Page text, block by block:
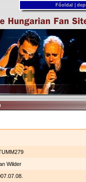
Főoldal
Wilder